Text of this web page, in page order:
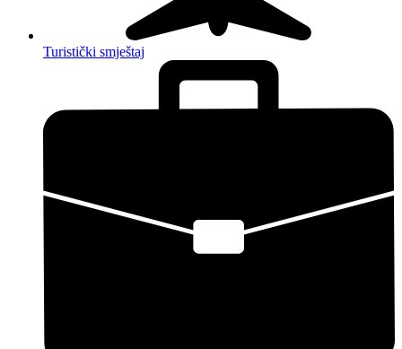
Turistički smještaj